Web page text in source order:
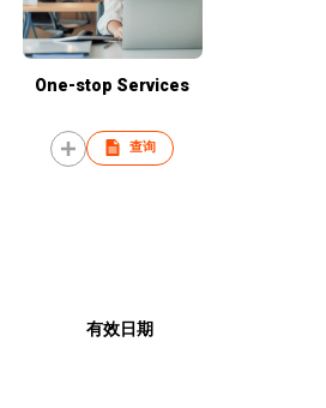
One-stop Services
查询
有效日期